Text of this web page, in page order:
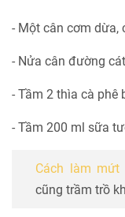
- Một cân cơm dừa,
- Nửa cân đường
- Tầm 2 thìa cà phê
- Tầm 200 ml sữa
Cách làm mứt
cũng trầm trồ